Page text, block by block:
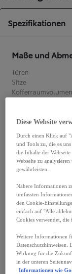
Spezifikationen
Maße und
Türen
Sitze
Kofferraumvolumen
Höhe
1 595
mm
Diese Website
Durch einen Klick auf
und Tools zu, die es
die Inhalte der
Webseite zu
gewährleisten.
Nähere Informationen
umfassten
den Cookie-
einfach auf "Alle
Cookies verwendet, die
Weitere Informationen
Wirkung für die
in der unteren
Informationen wie